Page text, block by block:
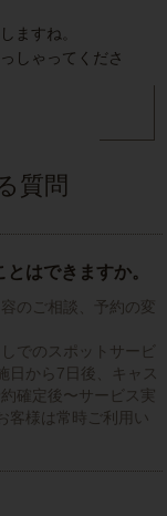
ますね。
しゃってくださ
質問
はできますか。
のご相談、予約の変
でのスポットサービ
日から7日後、キャス
確定後〜サービス実
客様は常時ご利用い